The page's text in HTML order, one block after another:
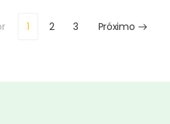
1 2 3 Próximo